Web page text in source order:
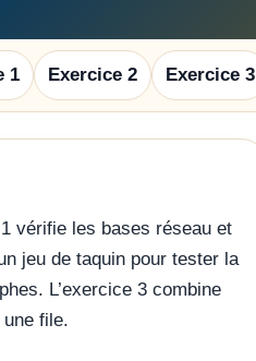
1 Exercice 2 Exercice 3
vérifie les bases réseau et
jeu de taquin pour tester la
L’exercice 3 combine
file.